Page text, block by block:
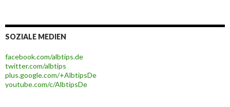
SOZIALE MEDIEN
facebook.com/albtips.de
twitter.com/albtips
plus.google.com/+AlbtipsDe
youtube.com/c/AlbtipsDe